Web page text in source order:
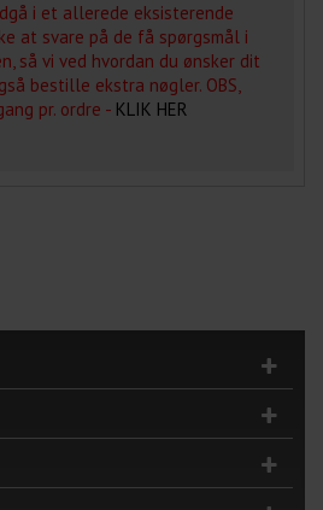
i et allerede eksisterende
at svare på de få spørgsmål i
så vi ved hvordan du ønsker dit
bestille ekstra nøgler. OBS,
pr. ordre - KLIK HER